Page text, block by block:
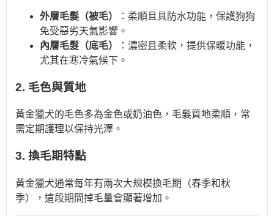
外層毛髮（被毛）
：柔順且具防水功能，保護狗狗
免受惡劣天氣影響。
內層毛髮（底毛）
：濃密且柔軟，提供保暖功能，
尤其在寒冷氣候下。
2. 毛色與質地
黃金獵犬的毛色多為金色或奶油色，毛髮質地柔順，常
需定期護理以保持光澤。
3. 換毛期特點
黃金獵犬通常每年有兩次大規模換毛期（春季和秋
季），這段期間掉毛量會顯著增加。